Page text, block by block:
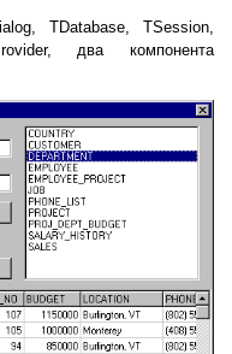
TDatabase, TSession,
два компонента